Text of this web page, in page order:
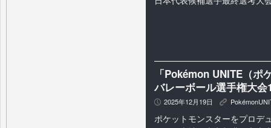
「Pokémon UNITE（
バレーボール選手権大
P 2025年12月19日 K
ポケットモンスターをプロデ